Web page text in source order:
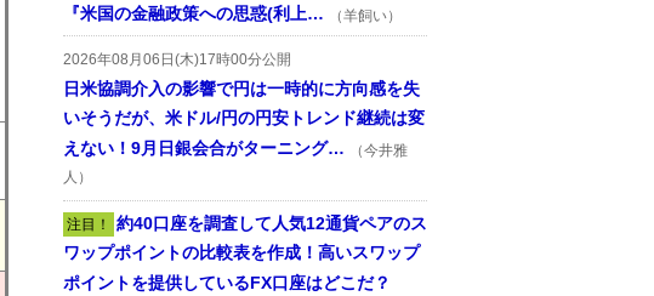
『米国の金融政策への思惑(利上…
（羊飼い）
2026年08月06日(木)17時00分公開
日米協調介入の影響で円は一時的に方向感を失
いそうだが、米ドル/円の円安トレンド継続は変
えない！9月日銀会合がターニング…
（今井雅
人）
注目！ 約40口座を調査して人気12通貨ペアのス
ワップポイントの比較表を作成！高いスワップ
ポイントを提供しているFX口座はどこだ？